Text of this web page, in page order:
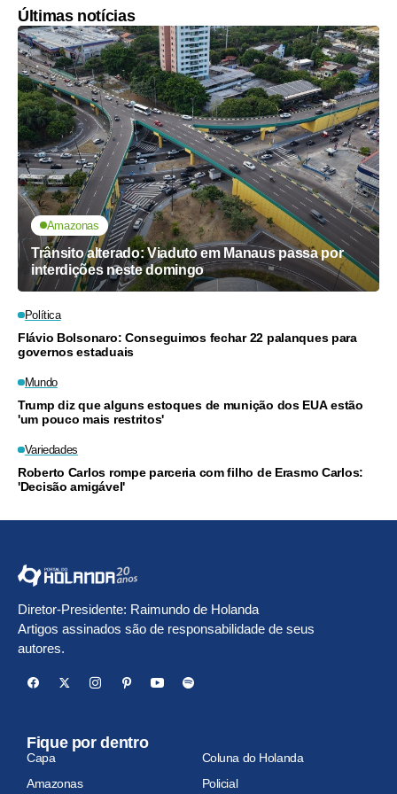
Últimas notícias
Amazonas
Trânsito alterado: Viaduto em Manaus passa por
interdições neste domingo
Política
Flávio Bolsonaro: Conseguimos fechar 22 palanques para
governos estaduais
Mundo
Trump diz que alguns estoques de munição dos EUA estão
'um pouco mais restritos'
Variedades
Roberto Carlos rompe parceria com filho de Erasmo Carlos:
'Decisão amigável'
Diretor-Presidente: Raimundo de Holanda
Artigos assinados são de responsabilidade de seus
autores.
Fique por dentro
Capa
Coluna do Holanda
Amazonas
Policial